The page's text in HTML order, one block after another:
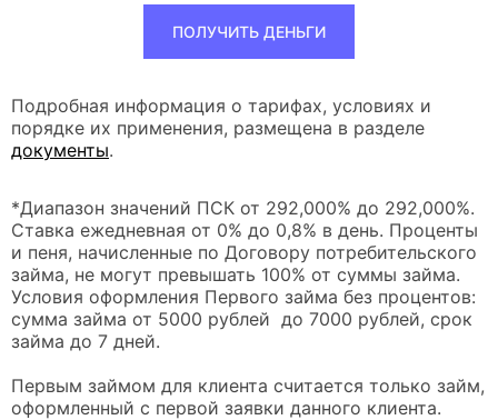
ПОЛУЧИТЬ ДЕНЬГИ
Подробная информация о тарифах, условиях и
порядке их применения, размещена в разделе
документы.
*Диапазон значений ПСК от 292,000% до 292,000%.
Ставка ежедневная от 0% до 0,8% в день. Проценты
и пеня, начисленные по Договору потребительского
займа, не могут превышать 100% от суммы займа.
Условия оформления Первого займа без процентов:
сумма займа от 5000 рублей до 7000 рублей, срок
займа до 7 дней.
Первым займом для клиента считается только займ,
оформленный с первой заявки данного клиента.